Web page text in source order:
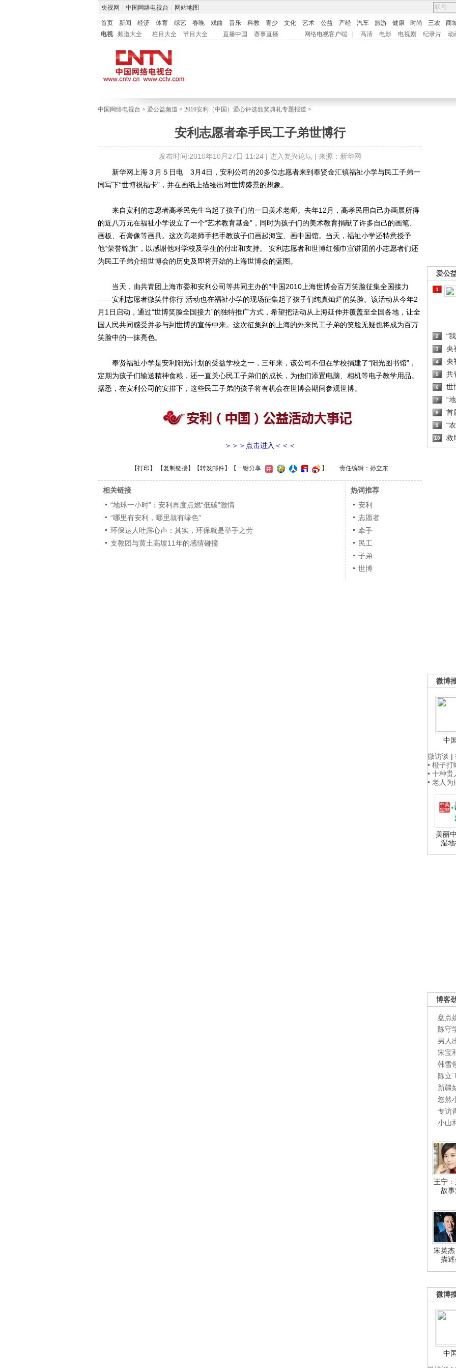
央视网 中国网络电视台 网站地图
首页 新闻 经济 体育 综艺 春晚 戏曲 音乐 科教 青少 文化 艺术 公益 产经 汽车 旅游 健康 时尚 三农 商
电视
频道大全 栏目大全 节目大全 直播中国 赛事直播 网络电视客户端 高清 电影 电视剧 纪录片 动
中国网络电视台 > 爱公益频道 > 2010安利（中国）爱心评选颁奖典礼专题报道 >
安利志愿者牵手民工子弟世博行
发布时间:2010年10月27日 11:24 | 进入复兴论坛| 来源：新华网
爱公
1
2 “
3 央
4 央
5 共
6 世
7 “
8 首
9 “
10 救
微博
中
微访谈 |
• 橙子打
• 十种
• 老人
美丽
湿
博客
盘点
陈守
男人
宋宝
韩雪
陈立
新疆
悠然
专访
小山
王宁
故
宋英杰
描
微博
中
新华网上海３月５日电 3月4日，安利公司的20多位志愿者来到奉贤金汇镇福祉小学与民工子弟一
同写下“世博祝福卡”，并在画纸上描绘出对世博盛景的想象。
来自安利的志愿者高孝民先生当起了孩子们的一日美术老师。去年12月，高孝民用自己办画展所得
的近八万元在福祉小学设立了一个“艺术教育基金”，同时为孩子们的美术教育捐献了许多自己的画笔、
画板、石膏像等画具。这次高老师手把手教孩子们画起海宝、画中国馆。当天，福祉小学还特意授予
他“荣誉锦旗”，以感谢他对学校及学生的付出和支持。 安利志愿者和世博红领巾宣讲团的小志愿者们还
为民工子弟介绍世博会的历史及即将开始的上海世博会的蓝图。
当天，由共青团上海市委和安利公司等共同主办的“中国2010上海世博会百万笑脸征集全国接力
——安利志愿者微笑伴你行”活动也在福祉小学的现场征集起了孩子们纯真灿烂的笑脸。该活动从今年2
月1日启动，通过“世博笑脸全国接力”的独特推广方式，希望把活动从上海延伸并覆盖至全国各地，让全
国人民共同感受并参与到世博的宣传中来。这次征集到的上海的外来民工子弟的笑脸无疑也将成为百万
笑脸中的一抹亮色。
奉贤福祉小学是安利阳光计划的受益学校之一，三年来，该公司不但在学校捐建了“阳光图书馆”，
定期为孩子们输送精神食粮，还一直关心民工子弟们的成长，为他们添置电脑、相机等电子教学用品。
据悉，在安利公司的安排下，这些民工子弟的孩子将有机会在世博会期间参观世博。
＞＞＞点击进入＜＜＜
【打印 】 【复制链接】【转发邮件】 【一键分享 】 责任编辑：孙立东
相关链接
“地球一小时”：安利再度点燃“低碳”激情
“哪里有安利，哪里就有绿色”
环保达人吐露心声：其实，环保就是举手之劳
支教团与黄土高坡11年的感情碰撞
热词推荐
安利
志愿者
牵手
民工
子弟
世博